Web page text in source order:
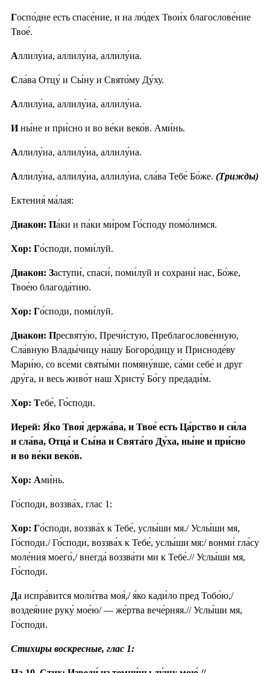
Госпо́дне есть спасе́ние, и на лю́дех Твои́х благослове́ние
Твое́.
Аллилу́иа, аллилу́иа, аллилу́иа.
Сла́ва Отцу́ и Сы́ну и Свято́му Ду́ху.
Аллилу́иа, аллилу́иа, аллилу́иа.
Ины́не и при́сно и во ве́ки веко́в. Ами́нь.
Аллилу́иа, аллилу́иа, аллилу́иа.
Аллилу́иа, аллилу́иа, аллилу́иа, сла́ва Тебе́ Бо́же. (Трижды)
Ектения́ ма́лая:
Диакон: Па́ки и па́ки ми́ром Го́споду помо́лимся.
Хор: Го́споди, поми́луй.
Диакон: Заступи́, спаси́, поми́луй и сохрани́ нас, Бо́же,
Твое́ю благода́тию.
Хор: Го́споди, поми́луй.
Диакон: Пресвяту́ю, Пречи́стую, Преблагослове́нную,
Сла́вную Влады́чицу на́шу Богоро́дицу и Присноде́ву
Мари́ю, со все́ми святы́ми помяну́вше, са́ми себе́ и друг
дру́га, и весь живо́т наш Христу́ Бо́гу предади́м.
Хор: Тебе́, Го́споди.
Иерей: Я́ко Твоя́ держа́ва, и Твое́ есть Ца́рство и си́ла
и сла́ва, Отца́ и Сы́на и Свята́го Ду́ха, ны́не и при́сно
и во ве́ки веко́в.
Хор: Ами́нь.
Го́споди, воззва́х, глас 1:
Хор: Го́споди, воззва́х к Тебе́, услы́ши мя./ Услы́ши мя,
Го́споди./ Го́споди, воззва́х к Тебе́, услы́ши мя:/ вонми́ гла́су
моле́ния моего́,/ внегда́ воззва́ти ми к Тебе́.// Услы́ши мя,
Го́споди.
Да испра́вится моли́тва моя́,/ я́ко кади́ло пред Тобо́ю,/
воздея́ние руку́ мое́ю/ — же́ртва вече́рняя.// Услы́ши мя,
Го́споди.
Стихиры воскресные, глас 1: